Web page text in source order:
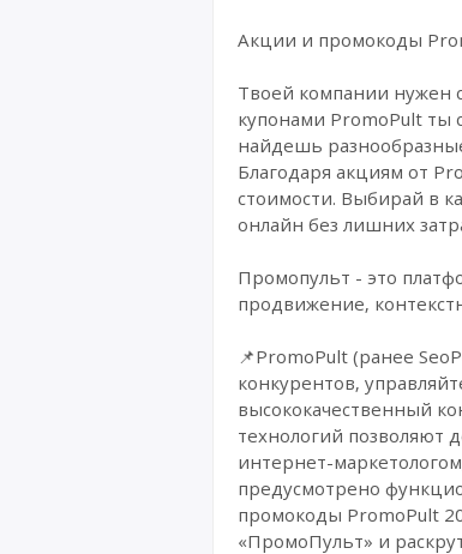
Акции и промокоды
Твоей компании нужен
купонами PromoPult ты
найдешь
Благодаря акциям от
стоимости. Выбирай в
онлайн без лишних
Промопульт - это
продвижение,
📌PromoPult (ранее
конкурентов,
высококачественный
технологий позволяют
интернет-
предусмотрено
промокоды PromoPult
«ПромоПульт» и